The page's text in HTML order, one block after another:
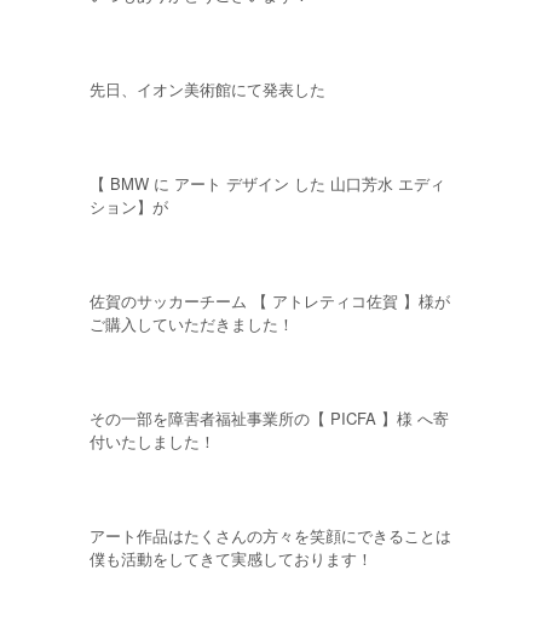
先日、イオン美術館にて発表した
【 BMW に アート デザイン した 山口芳水 エディ
ション】が
佐賀のサッカーチーム 【 アトレティコ佐賀 】様が
ご購入していただきました！
その一部を障害者福祉事業所の【 PICFA 】様 へ寄
付いたしました！
アート作品はたくさんの方々を笑顔にできることは
僕も活動をしてきて実感しております！